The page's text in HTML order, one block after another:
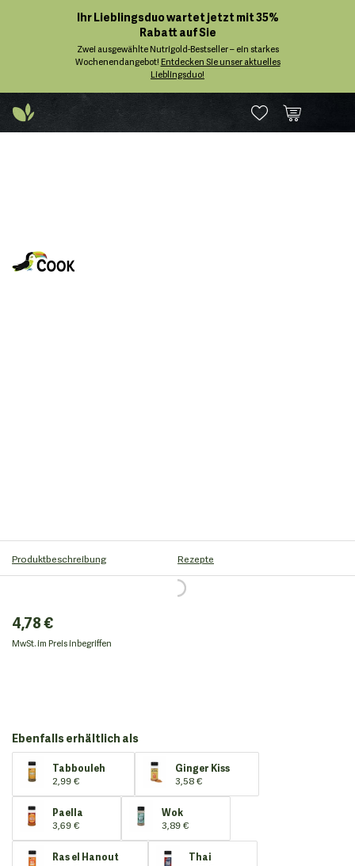
Ihr Lieblingsduo wartet jetzt mit 35%
Rabatt auf Sie
Zwei ausgewählte Nutrigold-Bestseller – ein starkes
Wochenendangebot! Entdecken Sie unser aktuelles
Lieblingsduo!
Produktbeschreibung Rezepte
4,78 €
MwSt. im Preis inbegriffen
Ebenfalls erhältlich als
Tabbouleh
2,99 €
Ginger Kiss
3,58 €
Paella
3,69 €
Wok
3,89 €
Ras el Hanout
Thai